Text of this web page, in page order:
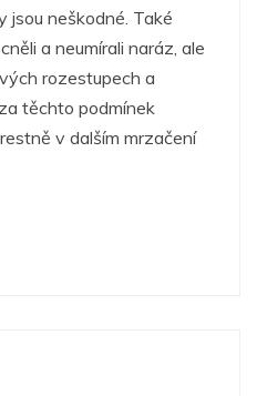
jsou neškodné. Také
a neumírali naráz, ale
rozestupech a
těchto podmínek
v dalším mrzačení